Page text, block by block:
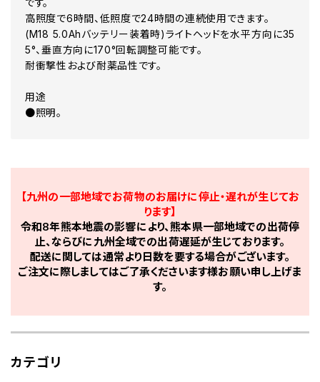
高照度で6時間、低照度で24時間の連続使用できます。
(M18 5.0Ahバッテリー装着時)ライトヘッドを水平方向に35
5°、垂直方向に170°回転調整可能です。
耐衝撃性および耐薬品性です。
用途
●照明。
【九州の一部地域でお荷物のお届けに停止・遅れが生じてお
ります】
令和8年熊本地震の影響により、熊本県一部地域での出荷停
止、ならびに九州全域での出荷遅延が生じております。
配送に関しては通常より日数を要する場合がございます。
ご注文に際しましてはご了承くださいます様お願い申し上げま
す。
カテゴリ